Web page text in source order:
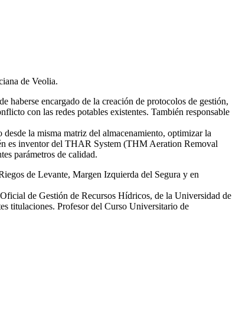
de Veolia.
encargado de la creación de protocolos de gestión,
con las redes potables existentes. También responsable
la misma matriz del almacenamiento, optimizar la
es inventor del THAR System (THM Aeration Removal
parámetros de calidad.
de Levante, Margen Izquierda del Segura y en
de Gestión de Recursos Hídricos, de la Universidad de
titulaciones. Profesor del Curso Universitario de